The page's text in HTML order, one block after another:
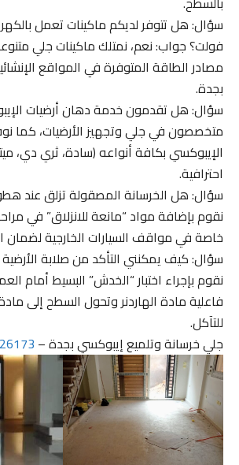
فولت؟ جواب: نعم، نمتلك ماكينات جلي
مصادر الطاقة المتوفرة في المواقع
بجدة.
سؤال: هل تقدمون خدمة دهان أرضيات
متخصصون في جلي وتجهيز الأرضيات، كما
الإيبوكسي بكافة أنواعه (سادة، ثري دي،
احترافية.
سؤال: هل الخرسانة المصقولة تزلق عند هطول
نقوم بإضافة مواد “مانعة للانزلاق” في مراحل
خاصة في مواقف السيارات الخارجية لضمان
سؤال: كيف يمكنني التأكد من صلابة الأرضية
نقوم بإجراء اختبار “الخدش” البسيط أمام
فاعلية مادة الهاردنر وتحول السطح إلى مادة
للتآكل.
جلي خرسانة وتلميع إيبوكسي بجدة –